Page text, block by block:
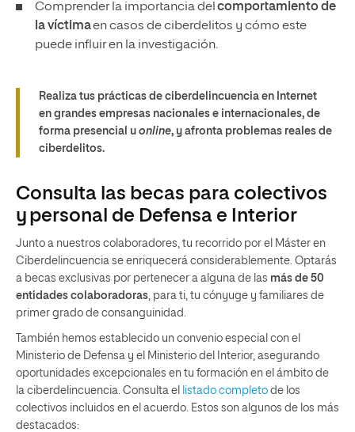
Comprender la importancia del comportamiento de
la víctimaen casos de ciberdelitos y cómo este
puede influir en la investigación.
Realiza tus prácticas de ciberdelincuencia en Internet
en grandes empresas nacionales e internacionales, de
forma presencial u online, y afronta problemas reales de
ciberdelitos.
Consulta las becas para colectivos
y personal de Defensa e Interior
Junto a nuestros colaboradores, tu recorrido por el Máster en
Ciberdelincuencia se enriquecerá considerablemente. Optarás
a becas exclusivas por pertenecer a alguna de las más de 50
entidades colaboradoras, para ti, tu cónyuge y familiares de
primer grado de consanguinidad.
También hemos establecido un convenio especial con el
Ministerio de Defensa y el Ministerio del Interior, asegurando
oportunidades excepcionales en tu formación en el ámbito de
la ciberdelincuencia. Consulta el
listado completo de los
colectivos incluidos en el acuerdo. Estos son algunos de los más
destacados: